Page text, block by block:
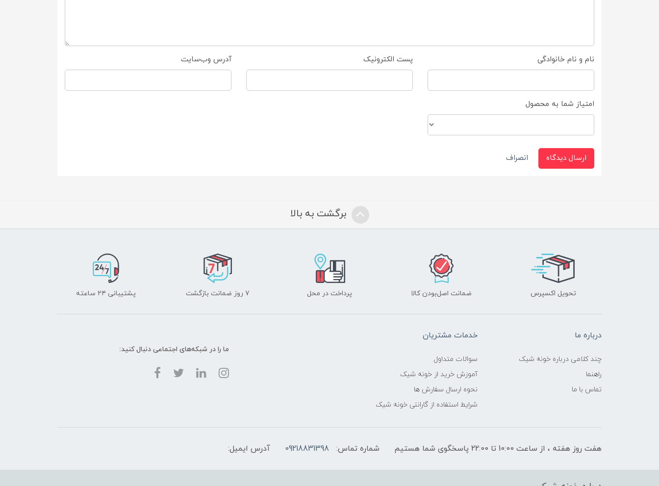
نام و نام خانوادگی پست الکترونیک آدرس وب‌سایت
امتیاز شما به محصول
ارسال دیدگاه انصراف
برگشت به بالا
تحویل اکسپرس ضمانت اصل‌بودن کالا پرداخت در محل ۷ روز ضمانت بازگشت پشتیبانی ۲۴ ساعته
درباره ما
چند کلامی درباره خونه شیک
راهنما
تماس با ما
خدمات مشتریان
سوالات متداول
آموزش خرید از خونه شیک
نحوه ارسال سفارش ها
شرایط استفاده از گارانتی خونه شیک
ما را در شبکه‌های اجتماعی دنبال کنید:
هفت روز هفته ، از ساعت 10:00 تا 22:00 پاسخگوی شما هستیم شماره تماس: 09218831398 آدرس ایمیل: